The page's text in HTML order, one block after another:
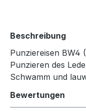
Beschreibung
Punziereisen BW4
Punzieren des
Schwamm und
Bewertungen